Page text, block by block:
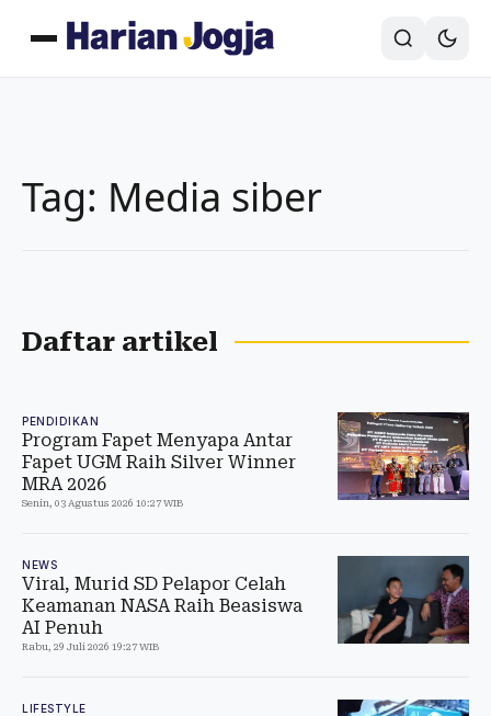
Tag: Media siber
Daftar artikel
PENDIDIKAN
Program Fapet Menyapa Antar
Fapet UGM Raih Silver Winner
MRA 2026
Senin, 03 Agustus 2026 10:27 WIB
NEWS
Viral, Murid SD Pelapor Celah
Keamanan NASA Raih Beasiswa
AI Penuh
Rabu, 29 Juli 2026 19:27 WIB
LIFESTYLE